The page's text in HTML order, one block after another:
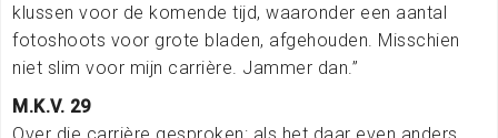
klussen voor de komende tijd, waaronder een aantal
fotoshoots voor grote bladen, afgehouden. Misschien
niet slim voor mijn carrière. Jammer dan.”
M.K.V. 29
Over die carrière gesproken: als het daar even anders